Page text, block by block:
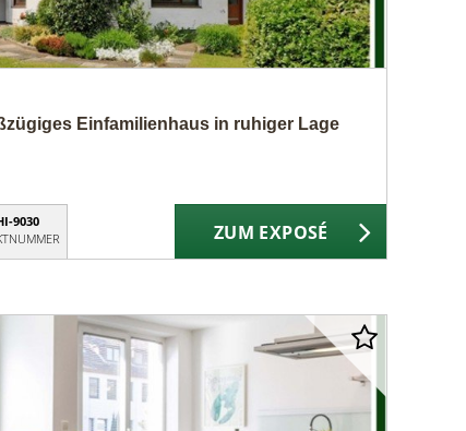
Einfamilienhaus in ruhiger Lage
9030
ZUM EXPOSÉ